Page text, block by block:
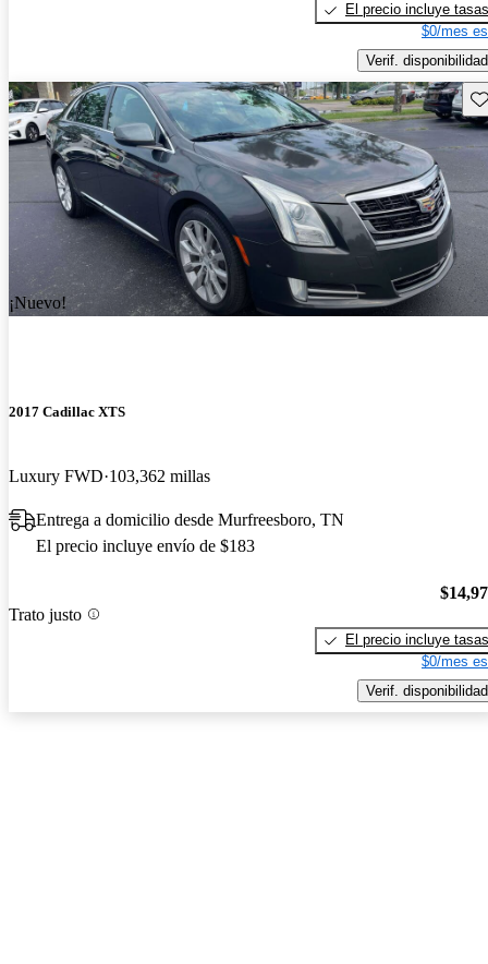
El precio incluye tasas
$0/mes
Verif. disponibilidad
¡Nuevo!
2017 Cadillac XTS
Luxury FWD 103,362 millas
Entrega a domicilio desde Murfreesboro, TN
El precio incluye envío de $183
Trato justo
El precio incluye tasas
$0/mes
Verif. disponibilidad